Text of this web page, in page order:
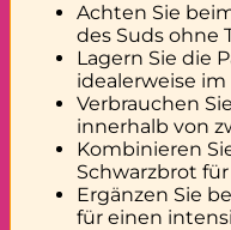
Achten Sie
des Suds ohne
Lagern Sie die
idealerweise
Verbrauchen
innerhalb von
Kombinieren
Schwarzbrot
Ergänzen Sie
für einen